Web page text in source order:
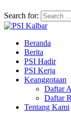
Search for:
Beranda
Berita
PSI Hadir
PSI Kerja
Keanggotaan
Daftar
Daftar
Tentang Kami